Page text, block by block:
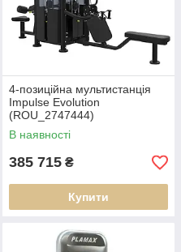
4-позиційна мультистанція
Impulse Evolution
(ROU_2747444)
В наявності
385 715 ₴
Купити